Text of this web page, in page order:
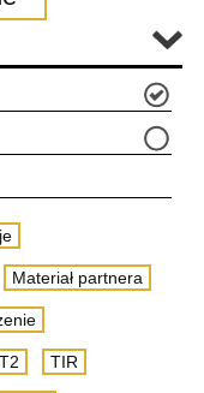
Materiał partnera
TIR